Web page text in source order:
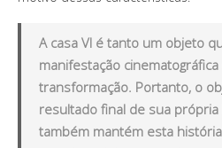
A casa VI é tanto um objeto
manifestação
transformação. Portanto, o
resultado final de sua própria
também mantém esta